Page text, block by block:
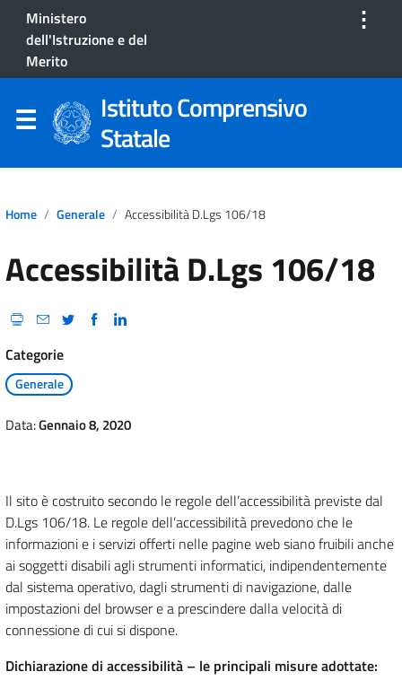
Ministero
dell'Istruzione e del
Merito
⋮
Istituto Comprensivo
Statale
Home Generale Accessibilità D.Lgs 106/18
Accessibilità D.Lgs 106/18
Categorie
Generale
Data:Gennaio 8, 2020
Il sito è costruito secondo le regole dell’accessibilità previste dal
D.Lgs 106/18. Le regole dell’accessibilità prevedono che le
informazioni e i servizi offerti nelle pagine web siano fruibili anche
ai soggetti disabili agli strumenti informatici, indipendentemente
dal sistema operativo, dagli strumenti di navigazione, dalle
impostazioni del browser e a prescindere dalla velocità di
connessione di cui si dispone.
Dichiarazione di accessibilità – le principali misure adottate: